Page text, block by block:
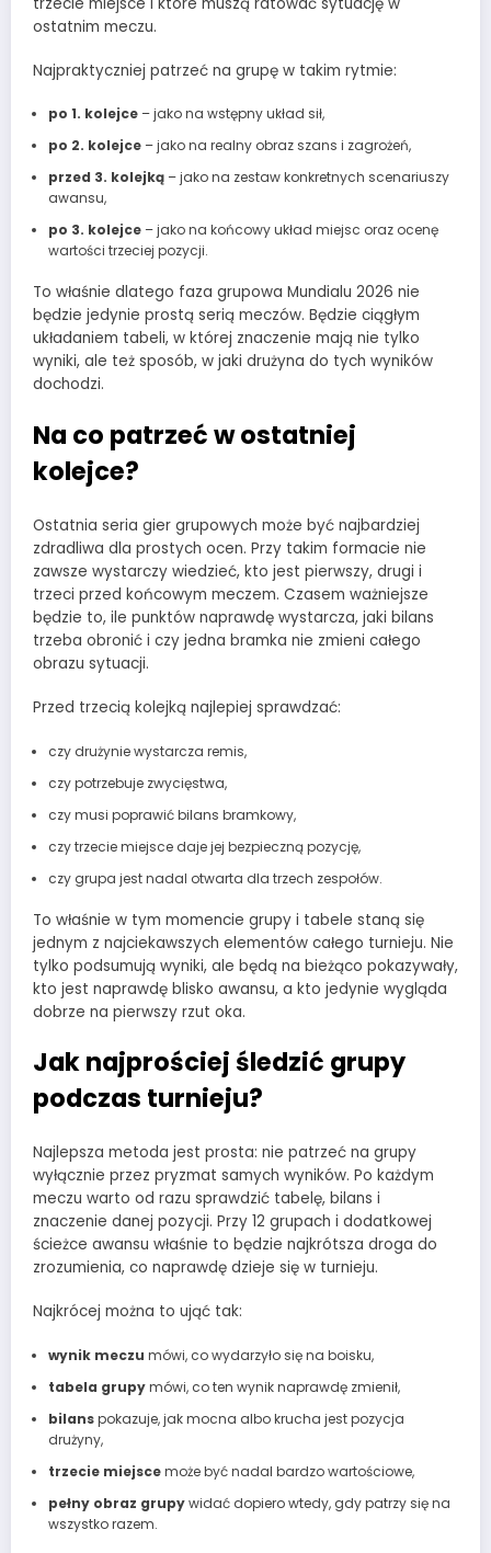
ostatnim meczu.
Najpraktyczniej patrzeć na grupę w takim rytmie:
po 1. kolejce– jako na wstępny układ sił,
po 2. kolejce– jako na realny obraz szans i zagrożeń,
przed 3. kolejką– jako na zestaw konkretnych scenariuszy
awansu,
po 3. kolejce– jako na końcowy układ miejsc oraz ocenę
wartości trzeciej pozycji.
To właśnie dlatego faza grupowa Mundialu 2026 nie
będzie jedynie prostą serią meczów. Będzie ciągłym
układaniem tabeli, w której znaczenie mają nie tylko
wyniki, ale też sposób, w jaki drużyna do tych wyników
dochodzi.
Na co patrzeć w ostatniej
kolejce?
Ostatnia seria gier grupowych może być najbardziej
zdradliwa dla prostych ocen. Przy takim formacie nie
zawsze wystarczy wiedzieć, kto jest pierwszy, drugi i
trzeci przed końcowym meczem. Czasem ważniejsze
będzie to, ile punktów naprawdę wystarcza, jaki bilans
trzeba obronić i czy jedna bramka nie zmieni całego
obrazu sytuacji.
Przed trzecią kolejką najlepiej sprawdzać:
czy drużynie wystarcza remis,
czy potrzebuje zwycięstwa,
czy musi poprawić bilans bramkowy,
czy trzecie miejsce daje jej bezpieczną pozycję,
czy grupa jest nadal otwarta dla trzech zespołów.
To właśnie w tym momencie grupy i tabele staną się
jednym z najciekawszych elementów całego turnieju. Nie
tylko podsumują wyniki, ale będą na bieżąco pokazywały,
kto jest naprawdę blisko awansu, a kto jedynie wygląda
dobrze na pierwszy rzut oka.
Jak najprościej śledzić grupy
podczas turnieju?
Najlepsza metoda jest prosta: nie patrzeć na grupy
wyłącznie przez pryzmat samych wyników. Po każdym
meczu warto od razu sprawdzić tabelę, bilans i
znaczenie danej pozycji. Przy 12 grupach i dodatkowej
ścieżce awansu właśnie to będzie najkrótsza droga do
zrozumienia, co naprawdę dzieje się w turnieju.
Najkrócej można to ująć tak:
wynik meczu mówi, co wydarzyło się na boisku,
tabela grupymówi, co ten wynik naprawdę zmienił,
bilanspokazuje, jak mocna albo krucha jest pozycja
drużyny,
trzecie miejscemoże być nadal bardzo wartościowe,
pełny obraz grupywidać dopiero wtedy, gdy patrzy się na
wszystko razem.